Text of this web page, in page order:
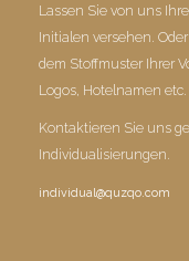
Lassen Sie von uns
Initialen versehen.
dem Stoffmuster Ihrer
Logos, Hotelnamen
Kontaktieren Sie uns
Individualisierungen.
individual@quzqo.com